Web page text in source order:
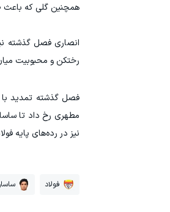
همچنین گلی که باعث
انصاری فصل گذشته
رختکن و محبوبیت
فصل گذشته تمدید با
مطهری رخ داد تا
نیز در رده‌های پایه
فولاد